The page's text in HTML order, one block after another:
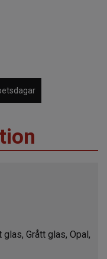
Grått glas, Opal,